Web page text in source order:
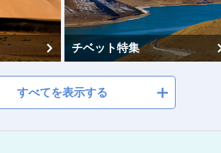
チベット特集
すべてを表示する